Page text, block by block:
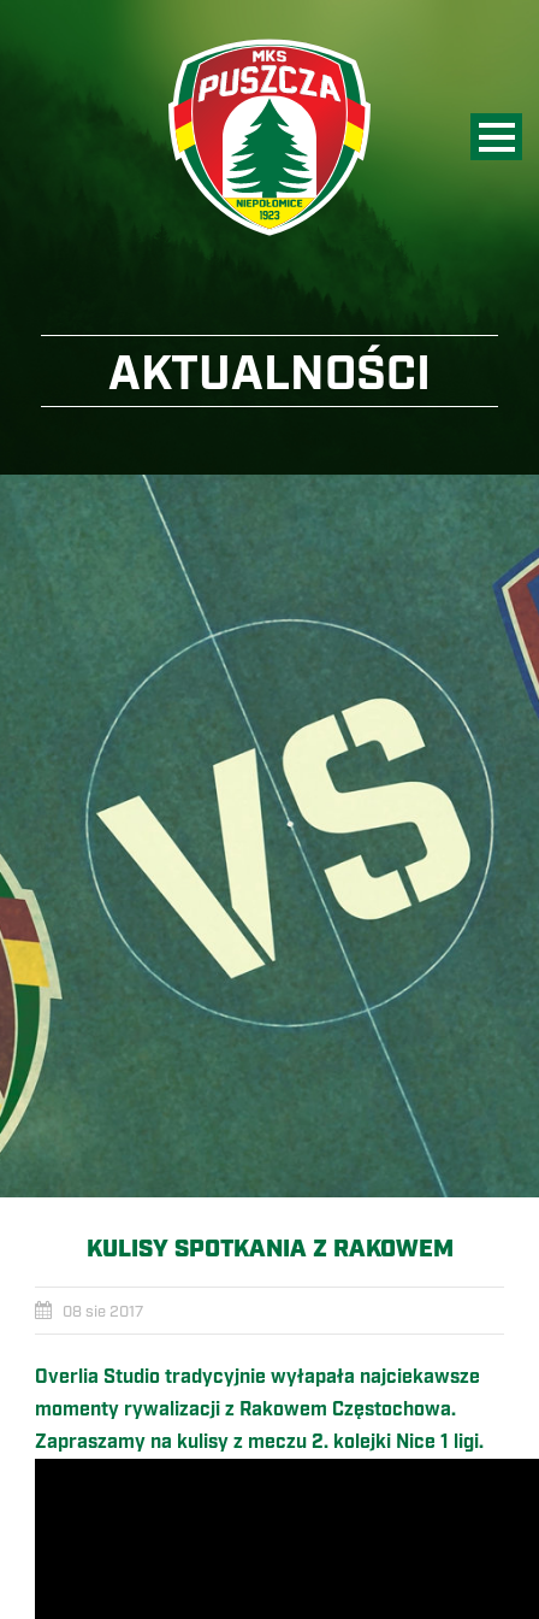
AKTUALNOŚCI
KULISY SPOTKANIA Z RAKOWEM
08 sie 2017
Overlia Studio tradycyjnie wyłapała najciekawsze
momenty rywalizacji z Rakowem Częstochowa.
Zapraszamy na kulisy z meczu 2. kolejki Nice 1 ligi.